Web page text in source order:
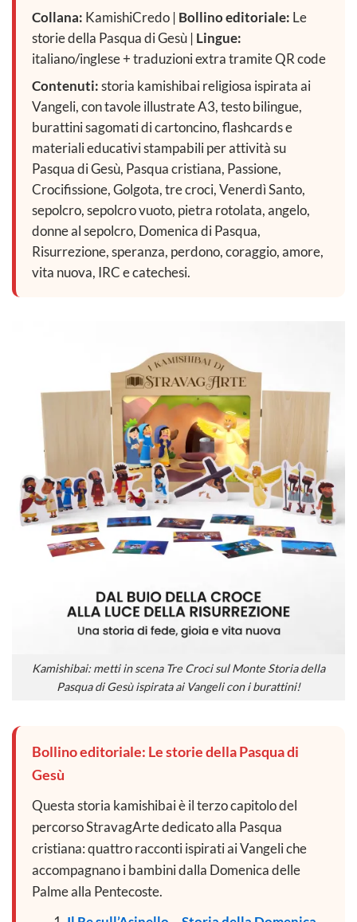
Collana: KamishiCredo | Bollino editoriale: Le
storie della Pasqua di Gesù | Lingue:
italiano/inglese + traduzioni extra tramite QR code
Contenuti:storia kamishibai religiosa ispirata ai
Vangeli, con tavole illustrate A3, testo bilingue,
burattini sagomati di cartoncino, flashcards e
materiali educativi stampabili per attività su
Pasqua di Gesù, Pasqua cristiana, Passione,
Crocifissione, Golgota, tre croci, Venerdì Santo,
sepolcro, sepolcro vuoto, pietra rotolata, angelo,
donne al sepolcro, Domenica di Pasqua,
Risurrezione, speranza, perdono, coraggio, amore,
vita nuova, IRC e catechesi.
Kamishibai: metti in scena Tre Croci sul Monte Storia della
Pasqua di Gesù ispirata ai Vangeli con i burattini!
Bollino editoriale: Le storie della Pasqua di
Gesù
Questa storia kamishibai è il terzo capitolo del
percorso StravagArte dedicato alla Pasqua
cristiana: quattro racconti ispirati ai Vangeli che
accompagnano i bambini dalla Domenica delle
Palme alla Pentecoste.